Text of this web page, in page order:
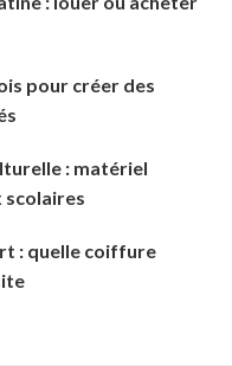
pour créer des
: matériel
: quelle coiffure